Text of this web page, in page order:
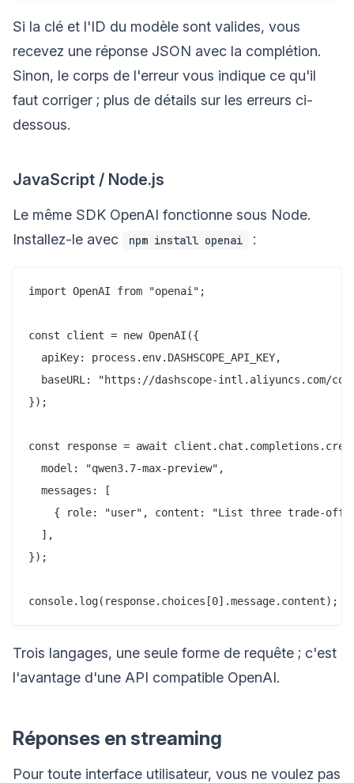
Si la clé et l'ID du modèle sont valides, vous
recevez une réponse JSON avec la complétion.
Sinon, le corps de l'erreur vous indique ce qu'il
faut corriger ; plus de détails sur les erreurs ci-
dessous.
JavaScript / Node.js
Le même SDK OpenAI fonctionne sous Node.
Installez-le avec
npm install openai :
import OpenAI from "openai";
const client = new OpenAI({
  apiKey: process.env.DASHSCOPE_API_KEY,
baseURL: "https://dashscope-intl.aliyuncs.com/
});
const response = await
  model: "qwen3.7-max-preview",
  messages: [
{ role: "user", content: "List three trade-
  ],
});
Trois langages, une seule forme de requête ; c'est
l'avantage d'une API compatible OpenAI.
Réponses en streaming
Pour toute interface utilisateur, vous ne voulez pas